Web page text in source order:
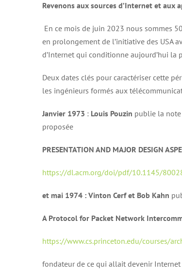
Revenons aux sources d’Internet et aux
En ce mois de juin 2023 nous sommes
en prolongement de l’initiative des USA
d’Internet qui conditionne aujourd’hui la
Deux dates clés pour caractériser cette
les ingénieurs formés aux
Janvier 1973 : Louis Pouzin publie la
proposée
PRESENTATION AND MAJOR DESIGN
https://dl.acm.org/doi/pdf/10.1145/
et mai 1974 : Vinton Cerf et Bob Kahn
A Protocol for Packet Network
https://www.cs.princeton.edu/courses/
fondateur de ce qui allait devenir